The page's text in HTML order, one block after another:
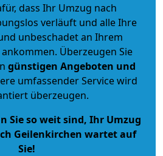
dass Ihr Umzug nach
verläuft und alle Ihre
unbeschadet an Ihrem
Überzeugen Sie
günstigen Angeboten und
umfassender Service wird
überzeugen.
Sie so weit sind, Ihr Umzug
Geilenkirchen wartet auf
Sie!